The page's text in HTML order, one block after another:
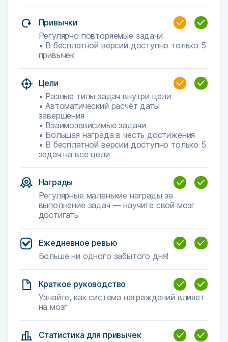
Привычки
Регулярно повторяемые задачи
• В бесплатной версии доступно только 5
привычек
Цели
• Разные типы задач внутри цели
• Автоматический расчёт даты
завершения
• Взаимозависимые задачи
• Большая награда в честь достижения
• В бесплатной версии доступно только 5
задач на все цели
Награды
Регулярные маленькие награды за
выполнение задач — научите свой мозг
достигать
Ежедневное ревью
Больше ни одного забытого дня!
Краткое руководство
Узнайте, как система награждений влияет
на мозг
Статистика для привычек